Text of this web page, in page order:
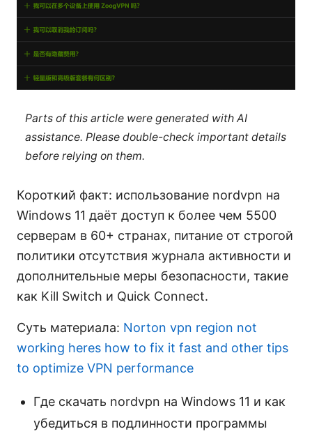
Parts of this article were generated with AI
assistance. Please double-check important details
before relying on them.
Короткий факт: использование nordvpn на
Windows 11 даёт доступ к более чем 5500
серверам в 60+ странах, питание от строгой
политики отсутствия журнала активности и
дополнительные меры безопасности, такие
как Kill Switch и Quick Connect.
Суть материала: Norton vpn region not
working heres how to fix it fast and other tips
to optimize VPN performance
Где скачать nordvpn на Windows 11 и как
убедиться в подлинности программы